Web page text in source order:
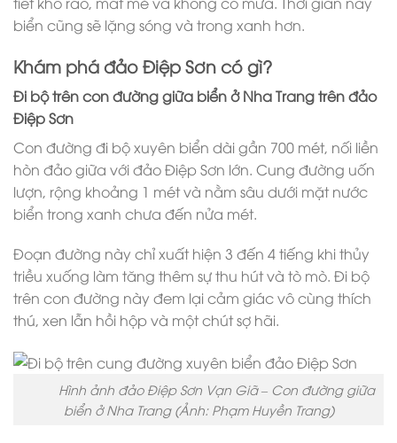
biển cũng sẽ lặng sóng và trong xanh hơn.
Khám phá đảo Điệp Sơn có gì?
Đi bộ trên con đường giữa biển ở Nha Trang trên đảo
Điệp Sơn
Con đường đi bộ xuyên biển dài gần 700 mét, nối liền
hòn đảo giữa với đảo Điệp Sơn lớn. Cung đường uốn
lượn, rộng khoảng 1 mét và nằm sâu dưới mặt nước
biển trong xanh chưa đến nửa mét.
Đoạn đường này chỉ xuất hiện 3 đến 4 tiếng khi thủy
triều xuống làm tăng thêm sự thu hút và tò mò. Đi bộ
trên con đường này đem lại cảm giác vô cùng thích
thú, xen lẫn hồi hộp và một chút sợ hãi.
Hình ảnh đảo Điệp Sơn Vạn Giã – Con đường giữa
biển ở Nha Trang (Ảnh: Phạm Huyền Trang)